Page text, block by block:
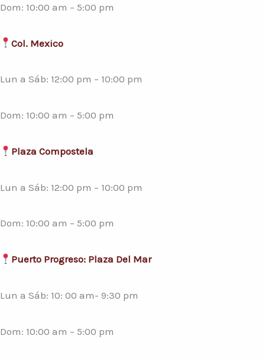
Dom: 10:00 am – 5:00 pm
Col. Mexico
Lun a Sáb: 12:00 pm – 10:00 pm
Dom: 10:00 am – 5:00 pm
Plaza Compostela
Lun a Sáb: 12:00 pm – 10:00 pm
Dom: 10:00 am – 5:00 pm
Puerto Progreso: Plaza Del Mar
Lun a Sáb: 10: 00 am- 9:30 pm
Dom: 10:00 am – 5:00 pm